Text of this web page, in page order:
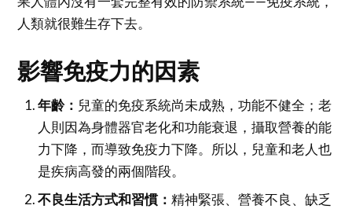
人類就很難生存下去。
影響免疫力的因素
年齡： 兒童的免疫系統尚未成熟，功能不健全；老
人則因為身體器官老化和功能衰退，攝取營養的能
力下降，而導致免疫力下降。所以，兒童和老人也
是疾病高發的兩個階段。
不良生活方式和習慣： 精神緊張、營養不良、缺乏